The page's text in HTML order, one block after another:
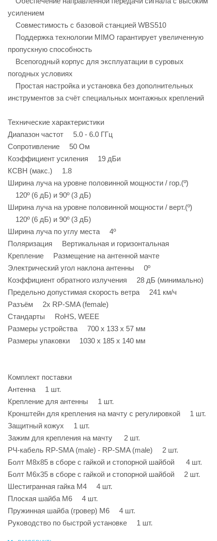
усилением
Совместимость с базовой станцией WBS510
Поддержка технологии MIMO гарантирует увеличенную
пропускную способность
Всепогодный корпус для эксплуатации в суровых
погодных условиях
Простая настройка и установка без дополнительных
инструментов за счёт специальных монтажных креплений
Технические характеристики
Диапазон частот 5.0 - 6.0 ГГц
Сопротивление 50 Ом
Коэффициент усиления 19 дБи
КСВН (макс.) 1.8
Ширина луча на уровне половинной мощности / гор.(º)
120º (6 дБ) и 90º (3 дБ)
Ширина луча на уровне половинной мощности / верт.(º)
120º (6 дБ) и 90º (3 дБ)
Ширина луча по углу места 4º
Поляризация Вертикальная и горизонтальная
Крепление Размещение на антенной мачте
Электрический угол наклона антенны 0º
Коэффициент обратного излучения 28 дБ (минимально)
Предельно допустимая скорость ветра 241 км/ч
Разъём 2х RP-SMA (female)
Стандарты RoHS, WEEE
Размеры устройства 700 x 133 x 57 мм
Размеры упаковки 1030 x 185 x 140 мм
Комплект поставки
Антенна 1 шт.
Крепление для антенны 1 шт.
Кронштейн для крепления на мачту с регулировкой 1 шт.
Защитный кожух 1 шт.
Зажим для крепления на мачту 2 шт.
РЧ-кабель RP-SMA (male) - RP-SMA (male) 2 шт.
Болт M8х85 в сборе с гайкой и стопорной шайбой 4 шт.
Болт M6х35 в сборе с гайкой и стопорной шайбой 2 шт.
Шестигранная гайка M4 4 шт.
Плоская шайба М6 4 шт.
Пружинная шайба (гровер) М6 4 шт.
Руководство по быстрой установке 1 шт.